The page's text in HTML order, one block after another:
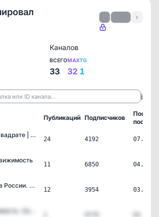
›
Каналов
ВСЕГО
33
MAX
32
TG
1
или ID канала… ℹ️
Публикаций Подписчиков
пост
Метр² в квадрате | Недви…
24 4192
11 6850
Ипотека в России. Новост…
12 3954